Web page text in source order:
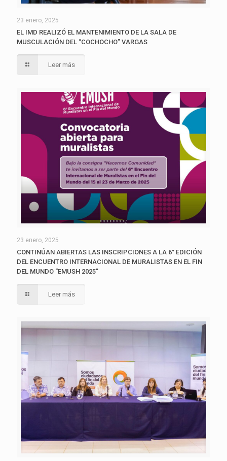
23 enero, 2025
EL IMD REALIZÓ EL MANTENIMIENTO DE LA SALA DE
MUSCULACIÓN DEL “COCHOCHO” VARGAS
Leer más
23 enero, 2025
CONTINÚAN ABIERTAS LAS INSCRIPCIONES A LA 6° EDICIÓN
DEL ENCUENTRO INTERNACIONAL DE MURALISTAS EN EL FIN
DEL MUNDO “EMUSH 2025”
Leer más